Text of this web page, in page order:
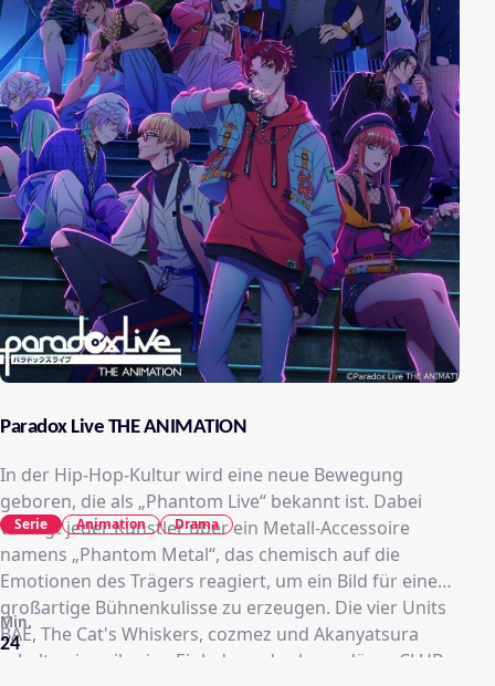
Paradox Live THE ANIMATION
In der Hip-Hop-Kultur wird eine neue Bewegung
geboren, die als „Phantom Live“ bekannt ist. Dabei
verfügt jeder Künstler über ein Metall-Accessoire
namens „Phantom Metal“, das chemisch auf die
Emotionen des Trägers reagiert, um ein Bild für eine
großartige Bühnenkulisse zu erzeugen. Die vier Units
BAE, The Cat's Whiskers, cozmez und Akanyatsura
erhalten jeweils eine Einladung des legendären CLUB
24
Min.
Serie Animation Drama